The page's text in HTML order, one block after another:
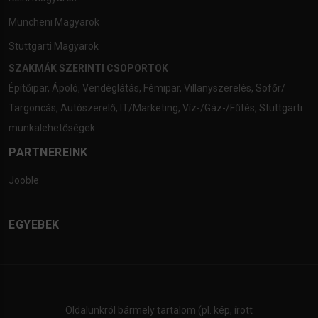
Müncheni Magyarok
Stuttgarti Magyarok
SZAKMÁK SZERINTI CSOPORTOK
Építőipar, Ápoló, Vendéglátás, Fémipar, Villanyszerelés, Sofőr/
Targoncás, Autószerelő, IT/Marketing, Víz-/Gáz-/Fűtés, Stuttgarti
munkalehetőségek
PARTNEREINK
Jooble
EGYEBEK
Oldalunkról bármely tartalom (pl. kép, írott